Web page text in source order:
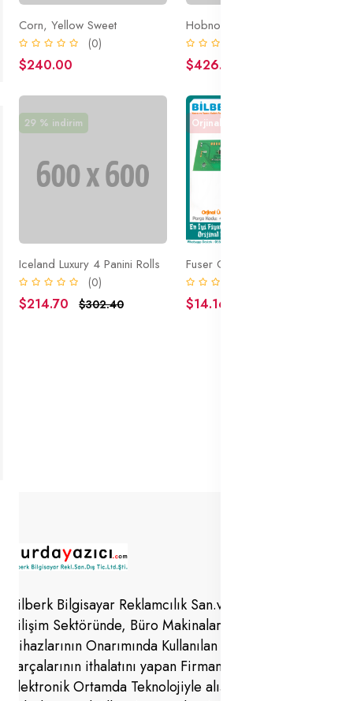
Corn, Yellow Sweet
(0)
$240.00
Hobnobs The Nobbly Biscuit
$426.07
29 % indirim
Iceland Luxury 4 Panini Rolls
(0)
$214.70 $302.40
Orjinal Ürün
$14.16
Bilberk Bilgisayar Reklamcılık San.ve Dış Tic.Ltd.Şti.
Bilişim Sektöründe, Büro Makinaları Yazıcı ve Fotokopi
Cihazlarının Onarımında Kullanılan Orijinal Yedek
Parçalarının ithalatını yapan Firmamız bu ürünleri
Elektronik Ortamda Teknolojiyle alışveriş yapmayı